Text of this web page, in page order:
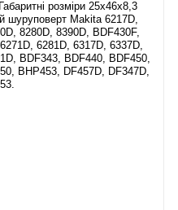
розміри 25х46х8,3
шуруповерт Makita 6217D,
8280D, 8390D, BDF430F,
6281D, 6317D, 6337D,
BDF343, BDF440, BDF450,
BHP453, DF457D, DF347D,